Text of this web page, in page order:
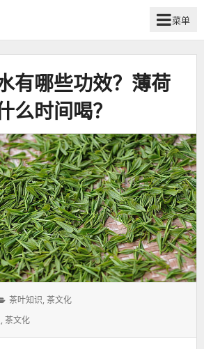
菜单
有哪些功效？薄荷
么时间喝？
分
茶叶知识,茶文化
,茶文化